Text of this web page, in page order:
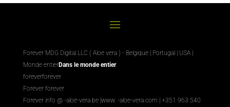
Forever MDG Digital LLC ( Aloe vera ) - Belgique | Portugal | USA |
Monde entierDans le monde entier
foreverforever
Forever forever
Forever info @ -aloe-vera.be |www. -aloe-vera.com | +351 963 540